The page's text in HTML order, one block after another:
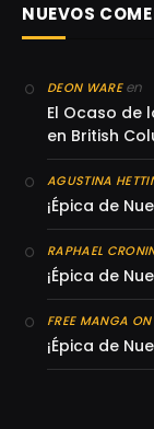
NUEVOS
DEON WAREen
El Ocaso de
en British
AGUSTINA
¡Épica de
RAPHAEL
¡Épica de
FREE MANGA
¡Épica de